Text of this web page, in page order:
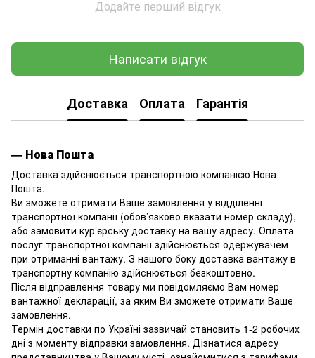
Додайте перший відгук
Написати відгук
Доставка Оплата Гарантія
— Нова Пошта
Доставка здійснюється транспортною компанією Нова
Пошта.
Ви зможете отримати Ваше замовлення у відділенні
транспортної компанії (обов’язково вказати номер складу),
або замовити кур’єрську доставку на вашу адресу. Оплата
послуг транспортної компанії здійснюється одержувачем
при отриманні вантажу. З нашого боку доставка вантажу в
транспортну компанію здійснюється безкоштовно.
Після відправлення товару ми повідомляємо Вам номер
вантажної декларації, за яким Ви зможете отримати Ваше
замовлення.
Термін доставки по Україні зазвичай становить 1-2 робочих
дні з моменту відправки замовлення. Дізнатися адресу